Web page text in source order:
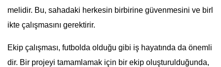
melidir. Bu, sahadaki herkesin birbirine güvenmesini ve birl
ikte çalışmasını gerektirir.
Ekip çalışması, futbolda olduğu gibi iş hayatında da önemli
dir. Bir projeyi tamamlamak için bir ekip oluşturulduğunda,